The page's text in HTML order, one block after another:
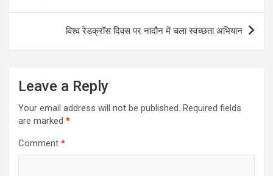
विश्व रेडक्रॉस दिवस पर नादौन में चला स्वच्छता अभियान
Leave a Reply
Your email address will not be published. Required fields
are marked *
Comment *